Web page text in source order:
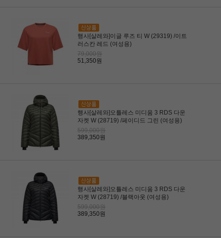
행사[살레와]이글 루즈 티 W (29319) /이트
러스칸 레드 (여성용)
79,000원
51,350원
행사[살레와]오틀레스 미디움 3 RDS 다운
자켓 W (28719) /페이디드 그린 (여성용)
599,000원
389,350원
행사[살레와]오틀레스 미디움 3 RDS 다운
자켓 W (28719) /블랙아웃 (여성용)
599,000원
389,350원